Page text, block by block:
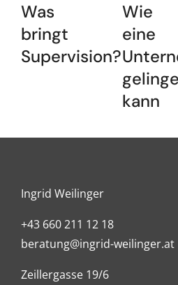
Was
bringt
Supervision?
Wie
eine
kann
Ingrid Weilinger
+43 660 211 12 18
beratung@ingrid-weilinger.at
Zeillergasse 19/6